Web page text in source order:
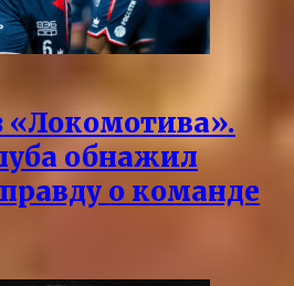
«Локомотива».
обнажил
о команде